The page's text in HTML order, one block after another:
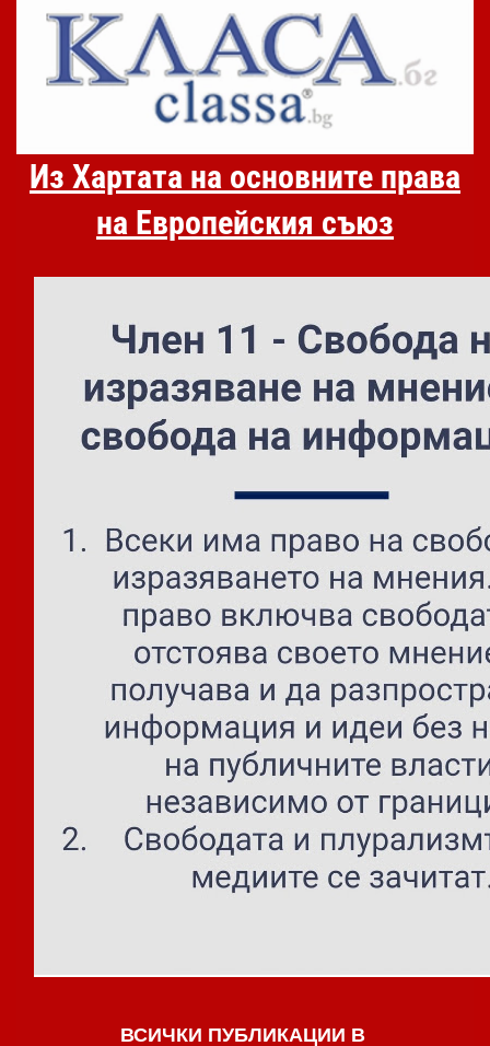
Из Хартата на основните права
на Европейския съюз
ВСИЧКИ ПУБЛИКАЦИИ В